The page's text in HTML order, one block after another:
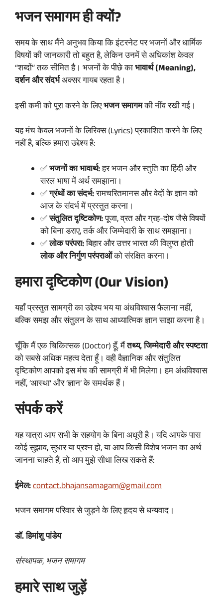
भजन समागम ही क्यों?
समय के साथ मैंने अनुभव किया कि इंटरनेट पर भजनों और धार्मिक
विषयों की जानकारी तो बहुत है, लेकिन उनमें से अधिकांश केवल
“शब्दों” तक सीमित है। भजनों के पीछे काभावार्थ (Meaning),
दर्शन और संदर्भअक्सर गायब रहता है।
इसी कमी को पूरा करने के लिएभजन समागमकी नींव रखी गई।
यह मंच केवल भजनों के लिरिक्स (Lyrics) प्रकाशित करने के लिए
नहीं है, बल्कि हमारा उद्देश्य है:
✅भजनों का भावार्थ:हर भजन और स्तुति का हिंदी और
सरल भाषा में अर्थ समझाना।
✅ग्रंथों का संदर्भ:रामचरितमानस और वेदों के ज्ञान को
आज के संदर्भ में प्रस्तुत करना।
✅संतुलित दृष्टिकोण:पूजा, व्रत और ग्रह-दोष जैसे विषयों
को बिना डराए, तर्क और जिम्मेदारी के साथ समझाना।
✅लोक परंपरा:बिहार और उत्तर भारत की विलुप्त होती
लोक और निर्गुण परंपराओंको संरक्षित करना।
हमारा दृष्टिकोण (Our Vision)
यहाँ प्रस्तुत सामग्री का उद्देश्य भय या अंधविश्वास फैलाना नहीं,
बल्कि समझ और संतुलन के साथ आध्यात्मिक ज्ञान साझा करना है।
चूँकि मैं एक चिकित्सक (Doctor) हूँ, मैंतथ्य, जिम्मेदारी और स्पष्टता
को सबसे अधिक महत्व देता हूँ। वही वैज्ञानिक और संतुलित
दृष्टिकोण आपको इस मंच की सामग्री में भी मिलेगा। हम अंधविश्वास
नहीं, ‘आस्था’ और ‘ज्ञान’ के समर्थक हैं।
संपर्क करें
यह यात्रा आप सभी के सहयोग के बिना अधूरी है। यदि आपके पास
कोई सुझाव, सुधार या प्रश्न हो, या आप किसी विशेष भजन का अर्थ
जानना चाहते हैं, तो आप मुझे सीधा लिख सकते हैं:
ईमेल:contact.bhajansamagam@gmail.com
भजन समागम परिवार से जुड़ने के लिए हृदय से धन्यवाद।
डॉ. हिमांशु पांडेय
संस्थापक, भजन समागम
हमारे साथ जुड़ें